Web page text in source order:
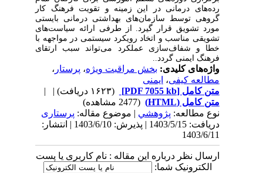
رده‌های درمانی در این زمینه و تقویت فرهنگ کار
گروهی توسط سازمان‌های بهداشتی درمانی بایستی
مورد تشویق قرار گیرد. از طرفی ارائه سیاست‌های
تشویقی مناسب و اتخاد رویکرد سیستمی در مواجهه با
خطا و شفاف‌سازی عملکرد می‌تواند سبب ارتقای
فرهنگ ایمنی گردد..
واژه‌های کلیدی:بخش مراقبت ویژه،پرستار،
مطالعه کیفی،ایمنی
متن کامل[PDF 7055 kb]
| |
متن کامل (HTML)
(2477 مشاهده)
نوع مطالعه:پژوهشي| موضوع مقاله:پرستاری
دریافت: 1403/5/15 | پذیرش: 1403/6/10 | انتشار:
1403/6/11
ارسال نظر درباره این مقاله : نام کاربری یا پست
الکترونیک شما: